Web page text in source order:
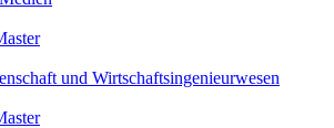
und Wirtschaftsingenieurwesen